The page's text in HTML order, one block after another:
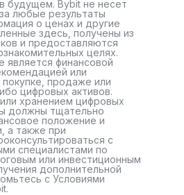
будущем. Bybit не несет
любые результаты
о ценах и другие
здесь, получены из
и предоставляются
целях.
является финансовой
или
продаже или
цифровых активов.
хранением цифровых
должны тщательно
положение и
а также при
с
специалистами по
или инвестиционным
дополнительной
с Условиями